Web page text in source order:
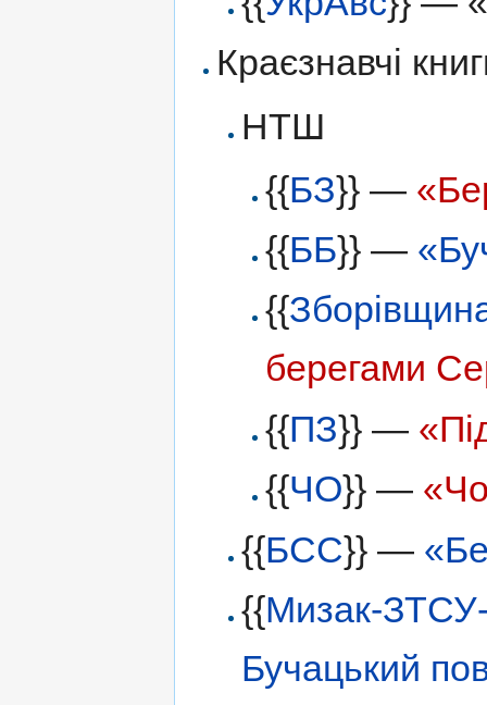
Краєзнавчі
НТШ
{{БЗ}} —
{{ББ}} —
{{
берегами
{{ПЗ}} —
{{ЧО}} —
{{БСС}} —
{{Мизак-
Бучацький